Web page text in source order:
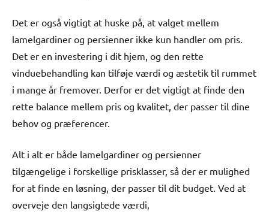
Det er også vigtigt at huske på, at valget mellem
lamelgardiner og persienner ikke kun handler om pris.
Det er en investering i dit hjem, og den rette
vinduebehandling kan tilføje værdi og æstetik til rummet
i mange år fremover. Derfor er det vigtigt at finde den
rette balance mellem pris og kvalitet, der passer til dine
behov og præferencer.
Alt i alt er både lamelgardiner og persienner
tilgængelige i forskellige prisklasser, så der er mulighed
for at finde en løsning, der passer til dit budget. Ved at
overveje den langsigtede værdi,